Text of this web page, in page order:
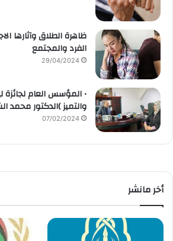
ظاهرة الطلاق وآثارها
الفرد والمجتمع
29/04/2024
• المؤسس العام لجائزة
والتميز )الدكتور محمد
07/02/2024
أخر مانشر